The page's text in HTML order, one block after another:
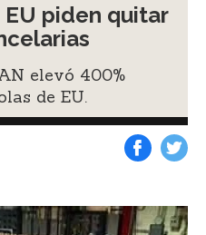
piden quitar
elevó 400%
de EU.